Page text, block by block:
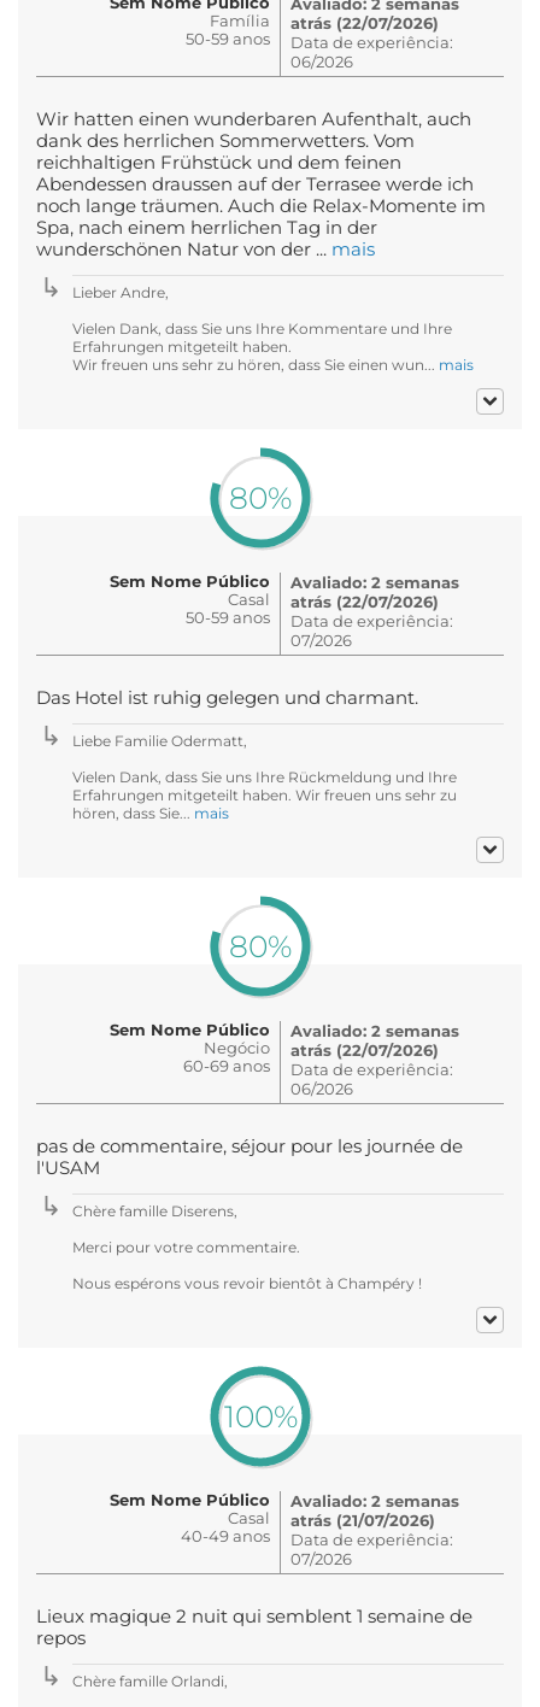
Família
50-59 anos
atrás (22/07/2026)
Data de experiência:
06/2026
Wir hatten einen wunderbaren Aufenthalt, auch
dank des herrlichen Sommerwetters. Vom
reichhaltigen Frühstück und dem feinen
Abendessen draussen auf der Terrasee werde ich
noch lange träumen. Auch die Relax-Momente im
Spa, nach einem herrlichen Tag in der
wunderschönen Natur von der ... mais
Lieber Andre,
Vielen Dank, dass Sie uns Ihre Kommentare und Ihre
Erfahrungen mitgeteilt haben.
Wir freuen uns sehr zu hören, dass Sie einen wun... mais
80%
Sem Nome Público
Casal
50-59 anos
Avaliado: 2 semanas
atrás (22/07/2026)
Data de experiência:
07/2026
Das Hotel ist ruhig gelegen und charmant.
Liebe Familie Odermatt,
Vielen Dank, dass Sie uns Ihre Rückmeldung und Ihre
Erfahrungen mitgeteilt haben. Wir freuen uns sehr zu
hören, dass Sie... mais
80%
Sem Nome Público
Negócio
60-69 anos
Avaliado: 2 semanas
atrás (22/07/2026)
Data de experiência:
06/2026
pas de commentaire, séjour pour les journée de
l'USAM
Chère famille Diserens,
Merci pour votre commentaire.
Nous espérons vous revoir bientôt à Champéry !
100%
Sem Nome Público
Casal
40-49 anos
Avaliado: 2 semanas
atrás (21/07/2026)
Data de experiência:
07/2026
Lieux magique 2 nuit qui semblent 1 semaine de
repos
Chère famille Orlandi,